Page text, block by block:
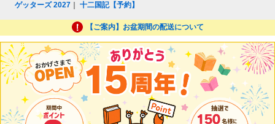
ゲッターズ 2027 ｜十二国記【予約】
【ご案内】お盆期間の配送について